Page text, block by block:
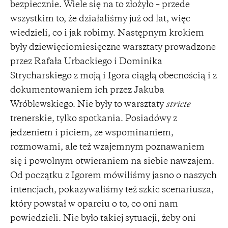
bezpiecznie. Wiele się na to złożyło – przede
wszystkim to, że działaliśmy już od lat, więc
wiedzieli, co i jak robimy. Następnym krokiem
były dziewięciomiesięczne warsztaty prowadzone
przez Rafała Urbackiego i Dominika
Strycharskiego z moją i Igora ciągłą obecnością i z
dokumentowaniem ich przez Jakuba
Wróblewskiego. Nie były to warsztatystricte
trenerskie, tylko spotkania. Posiadówy z
jedzeniem i piciem, ze wspominaniem,
rozmowami, ale też wzajemnym poznawaniem
się i powolnym otwieraniem na siebie nawzajem.
Od początku z Igorem mówiliśmy jasno o naszych
intencjach, pokazywaliśmy też szkic scenariusza,
który powstał w oparciu o to, co oni nam
powiedzieli. Nie było takiej sytuacji, żeby oni